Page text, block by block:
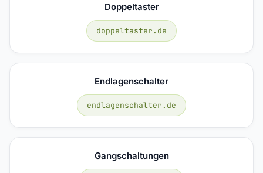
Doppeltaster
doppeltaster.de
Endlagenschalter
endlagenschalter.de
Gangschaltungen